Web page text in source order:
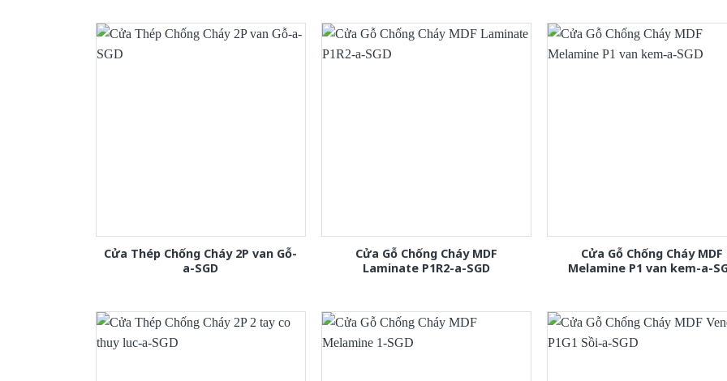
Cửa Thép Chống Cháy 2P van Gỗ-
a-SGD
Cửa Gỗ Chống Cháy MDF
Laminate P1R2-a-SGD
Cửa Gỗ Chống Cháy MDF
Melamine P1 van kem-a-